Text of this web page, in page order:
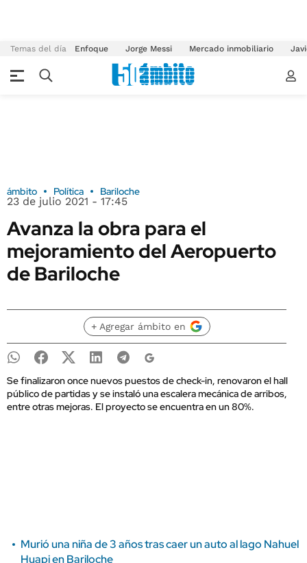
Temas del día Enfoque Jorge Messi Mercado inmobiliario
ámbito Política Bariloche
23 de julio 2021 - 17:45
Avanza la obra para el
mejoramiento del Aeropuerto
de Bariloche
+ Agregar ámbito en
Se finalizaron once nuevos puestos de check-in, renovaron el hall
público de partidas y se instaló una escalera mecánica de arribos,
entre otras mejoras. El proyecto se encuentra en un 80%.
Murió una niña de 3 años tras caer un auto al lago Nahuel
Huapi en Bariloche